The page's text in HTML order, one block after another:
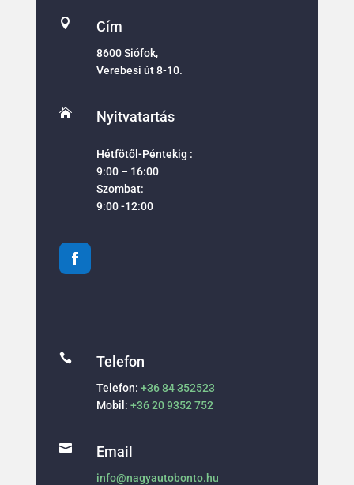
 Cím
8600 Siófok,
Verebesi út 8-10.
 Nyitvatartás
Hétfötől-Péntekig :
9:00 – 16:00
Szombat:
9:00 -12:00
 Telefon
Telefon: +36 84 352523
Mobil: +36 20 9352 752
 Email
info@nagyautobonto.hu